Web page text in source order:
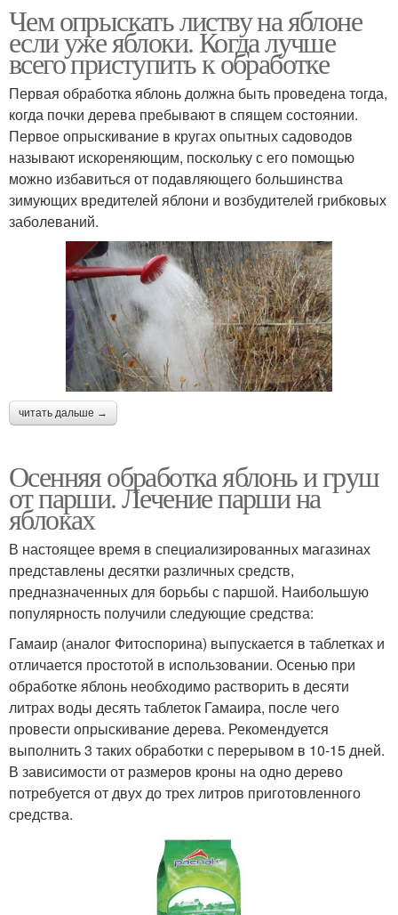
Чем опрыскать листву на яблоне
если уже яблоки. Когда лучше
всего приступить к обработке
Первая обработка яблонь должна быть проведена тогда,
когда почки дерева пребывают в спящем состоянии.
Первое опрыскивание в кругах опытных садоводов
называют искореняющим, поскольку с его помощью
можно избавиться от подавляющего большинства
зимующих вредителей яблони и возбудителей грибковых
заболеваний.
читать дальше →
Осенняя обработка яблонь и груш
от парши. Лечение парши на
яблоках
В настоящее время в специализированных магазинах
представлены десятки различных средств,
предназначенных для борьбы с паршой. Наибольшую
популярность получили следующие средства:
Гамаир (аналог Фитоспорина) выпускается в таблетках и
отличается простотой в использовании. Осенью при
обработке яблонь необходимо растворить в десяти
литрах воды десять таблеток Гамаира, после чего
провести опрыскивание дерева. Рекомендуется
выполнить 3 таких обработки с перерывом в 10-15 дней.
В зависимости от размеров кроны на одно дерево
потребуется от двух до трех литров приготовленного
средства.